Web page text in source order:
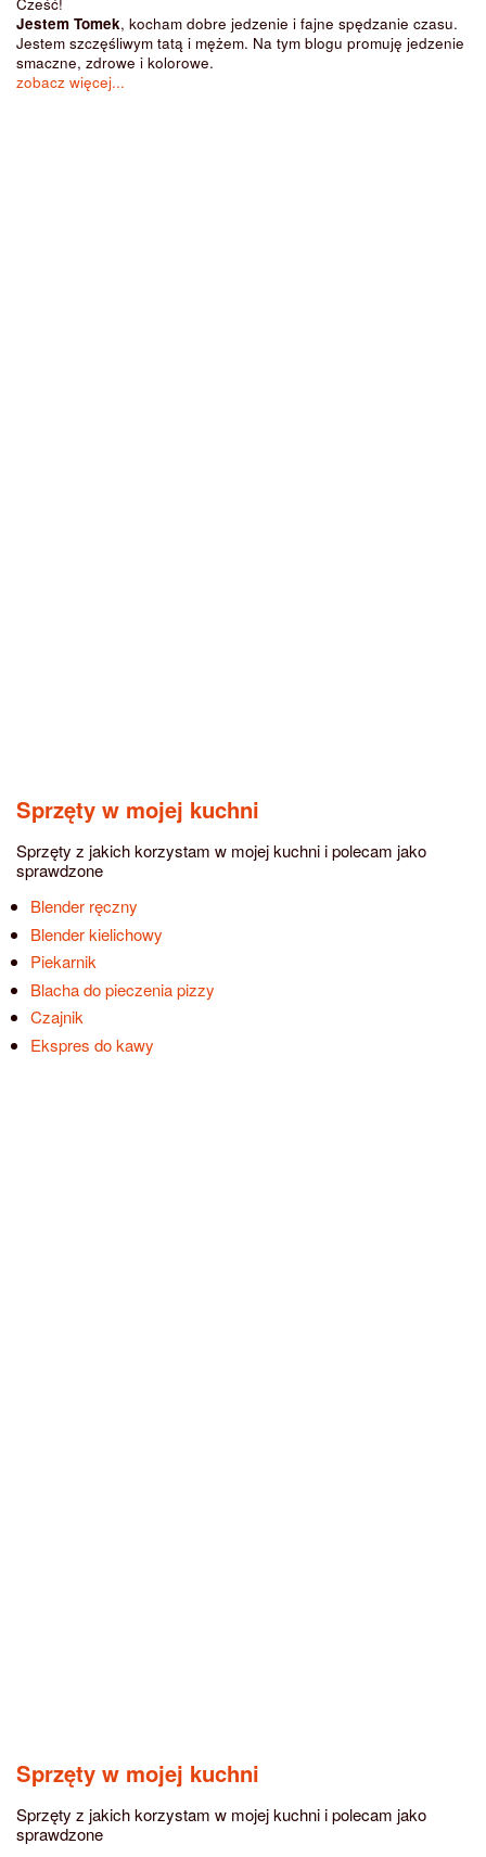
Cześć!
Jestem Tomek, kocham dobre jedzenie i fajne spędzanie czasu.
Jestem szczęśliwym tatą i mężem. Na tym blogu promuję jedzenie
smaczne, zdrowe i kolorowe.
zobacz więcej...
Sprzęty w mojej kuchni
Sprzęty z jakich korzystam w mojej kuchni i polecam jako
sprawdzone
Blender ręczny
Blender kielichowy
Piekarnik
Blacha do pieczenia pizzy
Czajnik
Ekspres do kawy
Sprzęty w mojej kuchni
Sprzęty z jakich korzystam w mojej kuchni i polecam jako
sprawdzone